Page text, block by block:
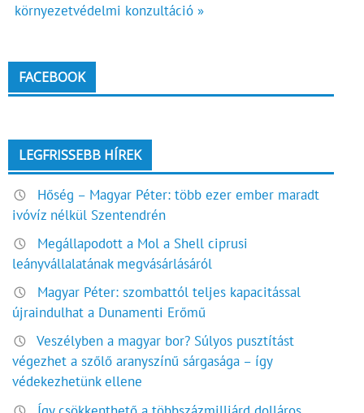
környezetvédelmi konzultáció »
FACEBOOK
LEGFRISSEBB HÍREK
Hőség – Magyar Péter: több ezer ember maradt
ivóvíz nélkül Szentendrén
Megállapodott a Mol a Shell ciprusi
leányvállalatának megvásárlásáról
Magyar Péter: szombattól teljes kapacitással
újraindulhat a Dunamenti Erőmű
Veszélyben a magyar bor? Súlyos pusztítást
végezhet a szőlő aranyszínű sárgasága – így
védekezhetünk ellene